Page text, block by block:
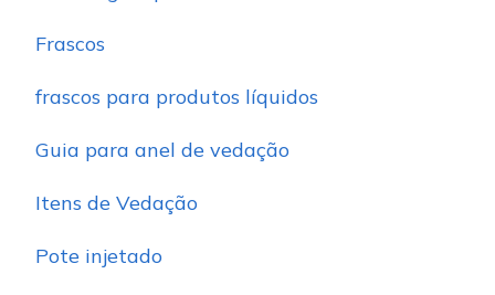
Frascos
frascos para produtos líquidos
Guia para anel de vedação
Itens de Vedação
Pote injetado